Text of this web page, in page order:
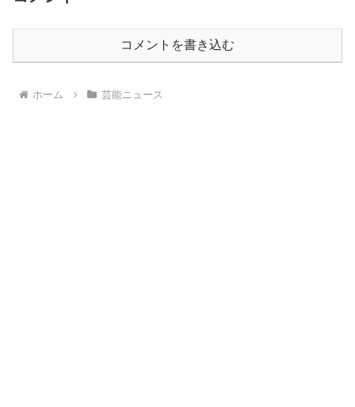
コメントを書き込む
ホーム 芸能ニュース